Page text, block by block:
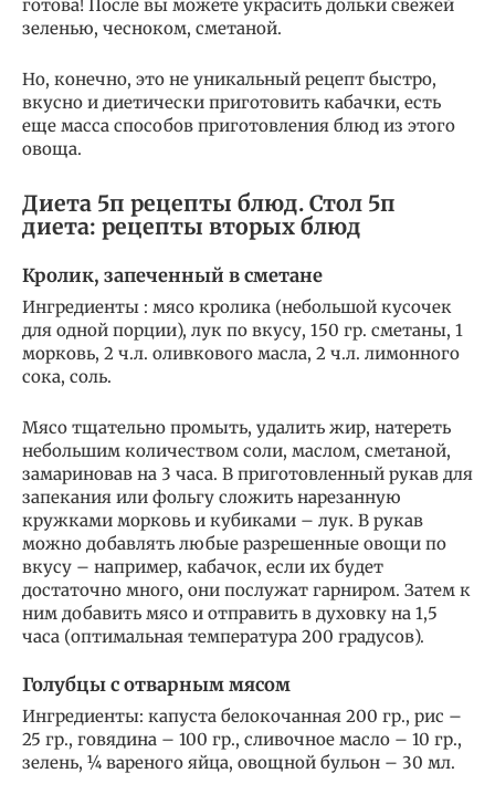
готова! После вы можете украсить дольки свежей
зеленью, чесноком, сметаной.
Но, конечно, это не уникальный рецепт быстро,
вкусно и диетически приготовить кабачки, есть
еще масса способов приготовления блюд из этого
овоща.
Диета 5п рецепты блюд. Стол 5п
диета: рецепты вторых блюд
Кролик, запеченный в сметане
Ингредиенты : мясо кролика (небольшой кусочек
для одной порции), лук по вкусу, 150 гр. сметаны, 1
морковь, 2 ч.л. оливкового масла, 2 ч.л. лимонного
сока, соль.
Мясо тщательно промыть, удалить жир, натереть
небольшим количеством соли, маслом, сметаной,
замариновав на 3 часа. В приготовленный рукав для
запекания или фольгу сложить нарезанную
кружками морковь и кубиками – лук. В рукав
можно добавлять любые разрешенные овощи по
вкусу – например, кабачок, если их будет
достаточно много, они послужат гарниром. Затем к
ним добавить мясо и отправить в духовку на 1,5
часа (оптимальная температура 200 градусов).
Голубцы с отварным мясом
Ингредиенты: капуста белокочанная 200 гр., рис –
25 гр., говядина – 100 гр., сливочное масло – 10 гр.,
зелень, ¼ вареного яйца, овощной бульон – 30 мл.